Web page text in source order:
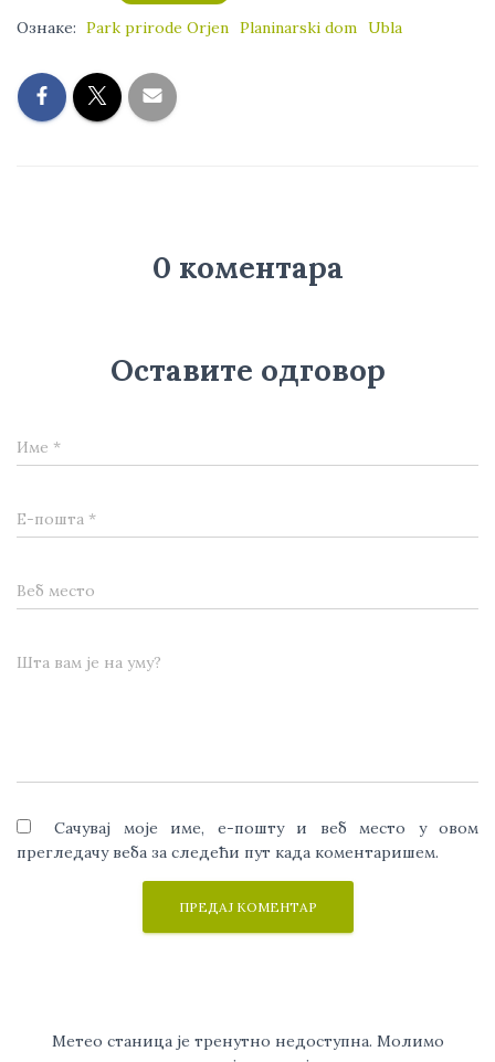
Ознаке: Park prirode Orjen Planinarski dom Ubla
0 коментара
Оставите одговор
Име *
Е-пошта *
Веб место
Шта вам је на уму?
Сачувај моје име, е-пошту и веб место у овом
прегледачу веба за следећи пут када коментаришем.
Метео станица је тренутно недоступна. Молимо